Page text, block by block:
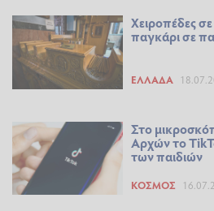
Χειροπέδες
παγκάρι σε
ΕΛΛΆΔΑ
Στο
Αρχών το
των παιδιών
ΚΌΣΜΟΣ